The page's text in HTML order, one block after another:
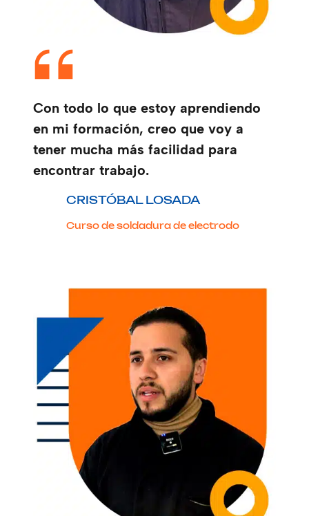
Con todo lo que estoy aprendiendo
en mi formación, creo que voy a
tener mucha más facilidad para
encontrar trabajo.
CRISTÓBAL LOSADA
Curso de soldadura de electrodo